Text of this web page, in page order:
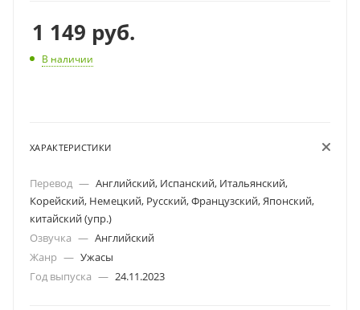
1 149 руб.
В наличии
ХАРАКТЕРИСТИКИ
Перевод — Английский, Испанский, Итальянский,
Корейский, Немецкий, Русский, Французский, Японский,
китайский (упр.)
Озвучка — Английский
Жанр — Ужасы
Год выпуска — 24.11.2023